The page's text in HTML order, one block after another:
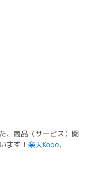
、商品（サービス）開
ます！ 楽天Kobo、